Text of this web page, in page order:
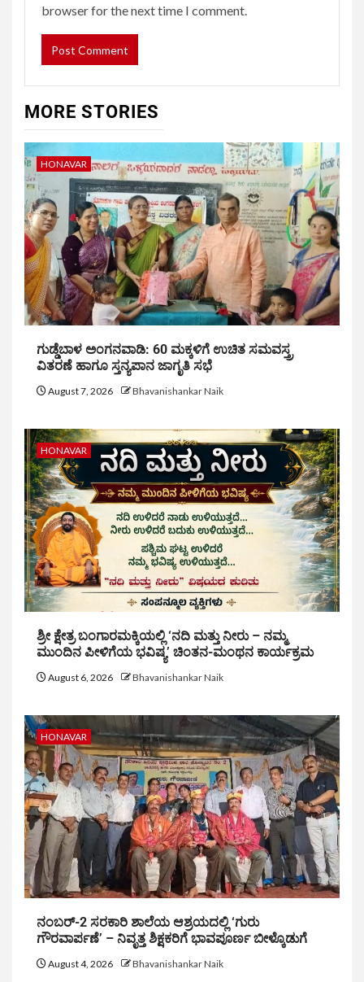
browser for the next time I comment.
MORE STORIES
HONAVAR
ಗುಡ್ಡೆಬಾಳ ಅಂಗನವಾಡಿ: 60 ಮಕ್ಕಳಿಗೆ ಉಚಿತ ಸಮವಸ್ತ್ರ
ವಿತರಣೆ ಹಾಗೂ ಸ್ತನ್ಯಪಾನ ಜಾಗೃತಿ ಸಭೆ
August 7, 2026 Bhavanishankar Naik
HONAVAR
ಶ್ರೀ ಕ್ಷೇತ್ರ ಬಂಗಾರಮಕ್ಕಿಯಲ್ಲಿ ‘ನದಿ ಮತ್ತು ನೀರು – ನಮ್ಮ
ಮುಂದಿನ ಪೀಳಿಗೆಯ ಭವಿಷ್ಯ’ ಚಿಂತನ-ಮಂಥನ ಕಾರ್ಯಕ್ರಮ
August 6, 2026 Bhavanishankar Naik
HONAVAR
ನಂಬರ್-2 ಸರಕಾರಿ ಶಾಲೆಯ ಆಶ್ರಯದಲ್ಲಿ ‘ಗುರು
ಗೌರವಾರ್ಪಣೆ’ – ನಿವೃತ್ತ ಶಿಕ್ಷಕರಿಗೆ ಭಾವಪೂರ್ಣ ಬೀಳ್ಕೊಡುಗೆ
August 4, 2026 Bhavanishankar Naik